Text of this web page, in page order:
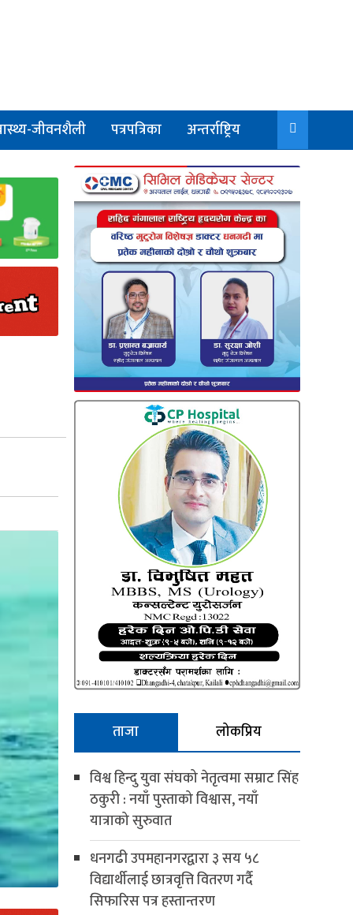
जीवनशैली पत्रपत्रिका अन्तर्राष्ट्रिय
ताजा
लोकप्रिय
विश्व हिन्दु युवा संघको नेतृत्वमा सम्राट सिंह
ठकुरी : नयाँ पुस्ताको विश्वास, नयाँ
यात्राको सुरुवात
धनगढी उपमहानगरद्वारा ३ सय ५८
विद्यार्थीलाई छात्रवृत्ति वितरण गर्दै
सिफारिस पत्र हस्तान्तरण